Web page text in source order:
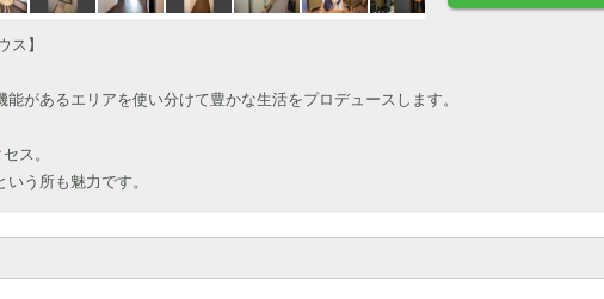
ス】
があるエリアを使い分けて豊かな生活をプロデュースします。
ス。
う所も魅力です。